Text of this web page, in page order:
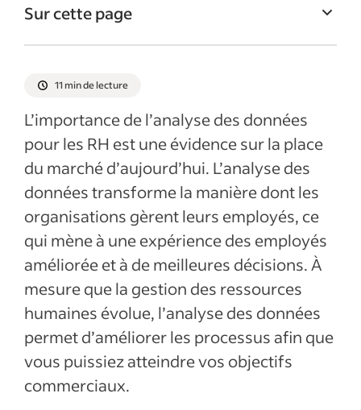
Sur cette page
données pour les RH?
avantage de l’analyse?
Les défis liés aux premiers pas avec
l’analyse des données des RH
La gestion de la confidentialité dans
l’analyse des RH
Comment l’analyse peut-elle changer les
choses?
L’équilibre entre la technologie et la
dimension humaine
Articles récents
Afficher plus
11 min de lecture
L’importance de l’analyse des données
pour les RH est une évidence sur la place
du marché d’aujourd’hui. L’analyse des
données transforme la manière dont les
organisations gèrent leurs employés, ce
qui mène à une expérience des employés
améliorée et à de meilleures décisions. À
mesure que la gestion des ressources
humaines évolue, l’analyse des données
permet d’améliorer les processus afin que
vous puissiez atteindre vos objectifs
commerciaux.